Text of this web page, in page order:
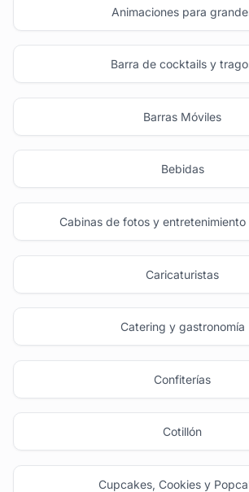
Animaciones para
Barra de cocktails y
Barras Móviles
Bebidas
Cabinas de fotos y
Caricaturistas
Catering y gastronomía
Confiterías
Cotillón
Cupcakes, Cookies y